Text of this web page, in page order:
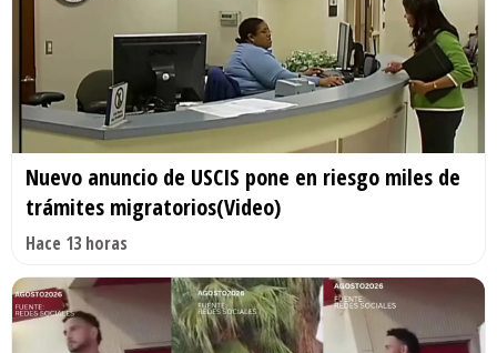
Nuevo anuncio de USCIS pone en riesgo miles de
trámites migratorios(Video)
Hace 13 horas